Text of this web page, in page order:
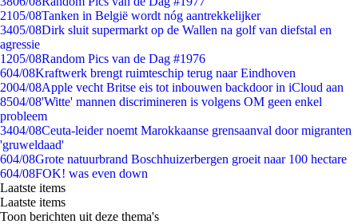
2105/08Tanken in België wordt nóg aantrekkelijker
3405/08Dirk sluit supermarkt op de Wallen na golf van diefstal en
agressie
1205/08Random Pics van de Dag #1976
604/08Kraftwerk brengt ruimteschip terug naar Eindhoven
2004/08Apple vecht Britse eis tot inbouwen backdoor in iCloud aan
8504/08'Witte' mannen discrimineren is volgens OM geen enkel
probleem
3404/08Ceuta-leider noemt Marokkaanse grensaanval door migranten
'gruweldaad'
604/08Grote natuurbrand Boschhuizerbergen groeit naar 100 hectare
604/08FOK! was even down
Laatste items
Laatste items
Toon berichten uit deze thema's